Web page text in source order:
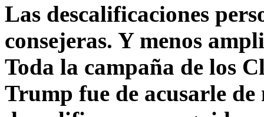
Las descalificaciones
consejeras. Y menos
Toda la campaña de los
Trump fue de acusarle